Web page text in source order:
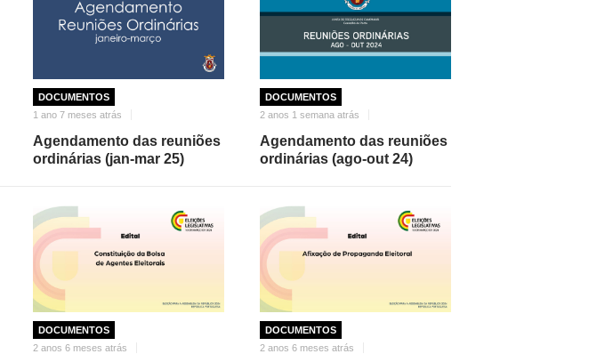
DOCUMENTOS
1 ano 7 meses atrás
Agendamento das reuniões
ordinárias (jan-mar 25)
DOCUMENTOS
2 anos 1 semana atrás
Agendamento das reuniões
ordinárias (ago-out 24)
DOCUMENTOS
2 anos 6 meses atrás
DOCUMENTOS
2 anos 6 meses atrás